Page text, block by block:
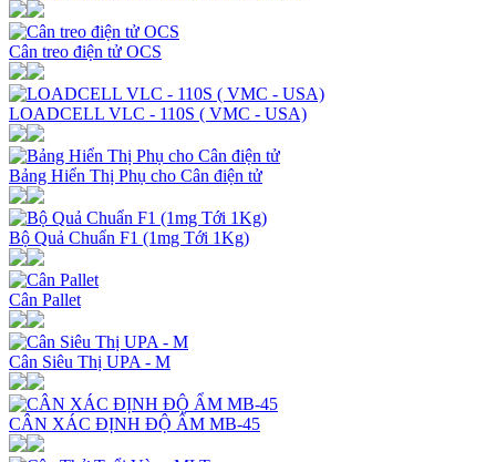
Cân treo điện tử OCS
LOADCELL VLC - 110S ( VMC - USA)
Bảng Hiển Thị Phụ cho Cân điện tử
Bộ Quả Chuẩn F1 (1mg Tới 1Kg)
Cân Pallet
Cân Siêu Thị UPA - M
CÂN XÁC ĐỊNH ĐỘ ẨM MB-45